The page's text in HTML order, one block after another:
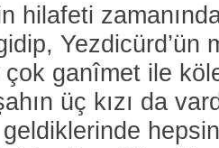
hilafeti
Yezdicürd’ün
ganîmet ile
üç kızı da